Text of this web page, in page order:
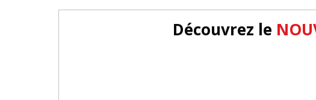
Découvrez le